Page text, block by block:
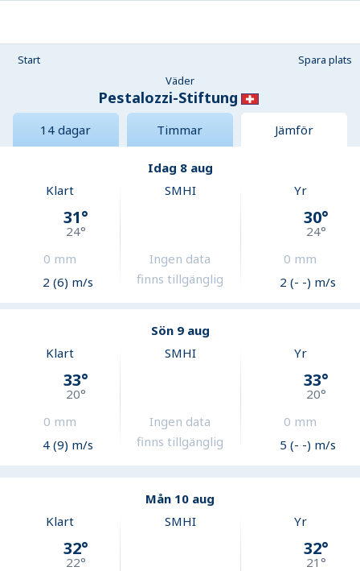
Start
Spara plats
Väder
Pestalozzi-Stiftung
14 dagar Timmar Jämför
Idag 8 aug
Klart
31°
24°
0 mm
2 (6) m/s
SMHI
Ingen data
finns tillgänglig
Yr
30°
24°
0 mm
2 (- -) m/s
Sön 9 aug
Klart
33°
20°
0 mm
4 (9) m/s
SMHI
Ingen data
finns tillgänglig
Yr
33°
20°
0 mm
5 (- -) m/s
Mån 10 aug
Klart
32°
22°
SMHI Yr
32°
21°